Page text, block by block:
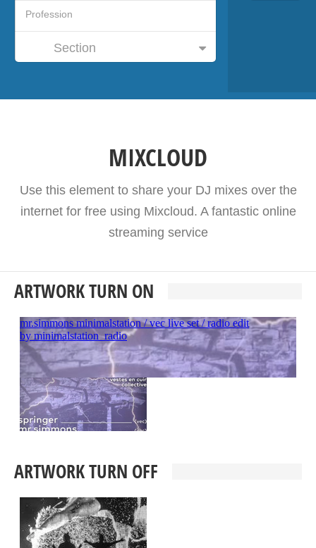
Section
MIXCLOUD
Use this element to share your DJ mixes over the
internet for free using Mixcloud. A fantastic online
streaming service
ARTWORK TURN ON
ARTWORK TURN OFF